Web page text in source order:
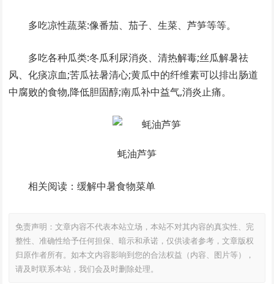
多吃凉性蔬菜:像番茄、茄子、生菜、芦笋等等。
多吃各种瓜类:冬瓜利尿消炎、清热解毒;丝瓜解暑祛
风、化痰凉血;苦瓜祛暑清心;黄瓜中的纤维素可以排出肠道
中腐败的食物,降低胆固醇;南瓜补中益气,消炎止痛。
蚝油芦笋
相关阅读：缓解中暑食物菜单
免责声明：文章内容不代表本站立场，本站不对其内容的真实性、完
整性、准确性给予任何担保、暗示和承诺，仅供读者参考，文章版权
归原作者所有。如本文内容影响到您的合法权益（内容、图片等），
请及时联系本站，我们会及时删除处理。